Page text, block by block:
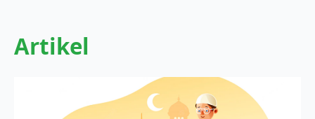
Artikel